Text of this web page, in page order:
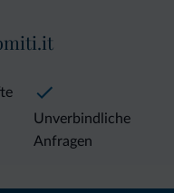
Unverbindliche
Anfragen